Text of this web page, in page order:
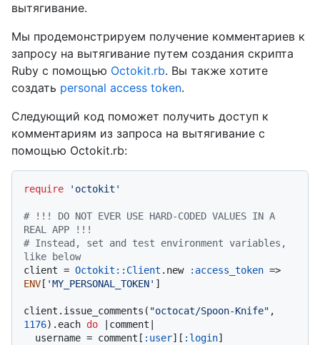
вытягивание.
Мы продемонстрируем получение комментариев к
запросу на вытягивание путем создания скрипта
Ruby с помощью Octokit.rb. Вы также хотите
создать personal access token.
Следующий код поможет получить доступ к
комментариям из запроса на вытягивание с
помощью Octokit.rb:
require 'octokit'
# !!! DO NOT EVER USE HARD-CODED VALUES IN A
REAL APP !!!
# Instead, set and test environment variables,
like below
client = Octokit::Client .new :access_token
ENV [ 'MY_PERSONAL_TOKEN' ]
client.issue_comments( "octocat/Spoon-Knife"
1176).each do comment
  username = comment[
:user][ :login]